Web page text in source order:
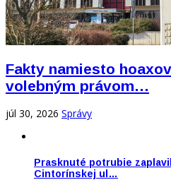
Fakty namiesto
volebným právom…
júl 30, 2026 Správy
Prasknuté potrubie
Cintorínskej ul…